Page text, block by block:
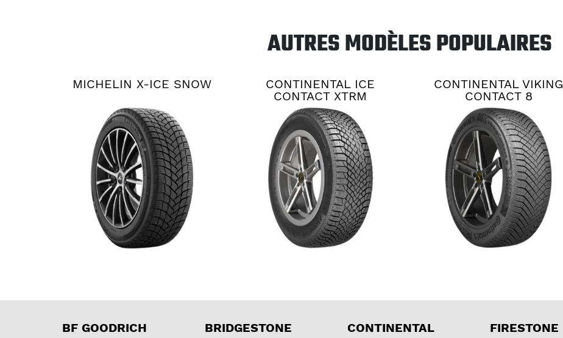
AUTRES MODÈLES POPULAIRES
MICHELIN X-ICE SNOW
CONTINENTAL ICE
CONTACT XTRM
CONTINENTAL VIKING
CONTACT 8
BF GOODRICH BRIDGESTONE CONTINENTAL FIRESTONE